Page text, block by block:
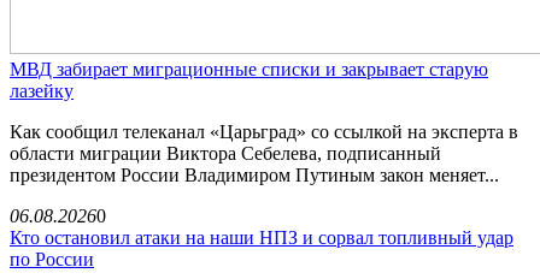
МВД забирает миграционные списки и закрывает старую
лазейку
Как сообщил телеканал «Царьград» со ссылкой на эксперта в
области миграции Виктора Себелева, подписанный
президентом России Владимиром Путиным закон меняет...
06.08.20260
Кто остановил атаки на наши НПЗ и сорвал топливный удар
по России